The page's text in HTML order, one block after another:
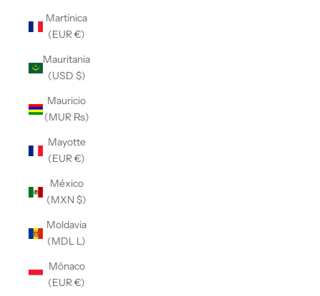
Martinica
(EUR €)
Mauritania
(USD $)
Mauricio
(MUR ₨)
Mayotte
(EUR €)
México
(MXN $)
Moldavia
(MDL L)
Mónaco
(EUR €)